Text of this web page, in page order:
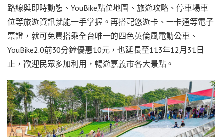
路線與即時動態、YouBike點位地圖、旅遊攻略、停車場車
位等旅遊資訊就能一手掌握。再搭配悠遊卡、一卡通等電子
票證，就可免費搭乘全台唯一的四色英倫風電動公車、
YouBike2.0前30分鐘優惠10元，也延長至113年12月31日
止，歡迎民眾多加利用，暢遊嘉義市各大景點。